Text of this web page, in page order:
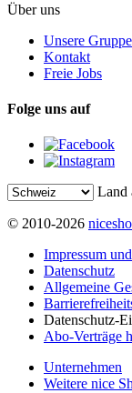
Über uns
Unsere Gruppe
Kontakt
Freie Jobs
Folge uns auf
Land
© 2010-2026
Impressum
Datenschutz
Allgemeine
Datenschutz-
Abo-Verträge
Unternehmen
Weitere nice